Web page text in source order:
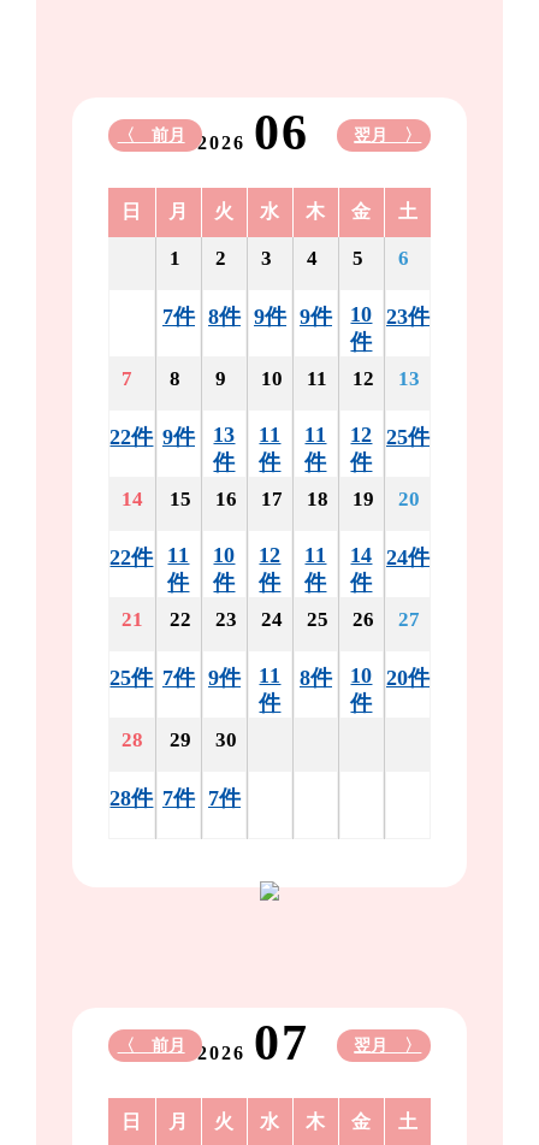
2026 06
〈 前月 翌月 〉
日 月 火 水 木 金 土
1
7件
2
8件
3
9件
4
9件
5
10
件
6
23件
7
22件
8
9件
9
13
件
10
11
件
11
11
件
12
12
件
13
25件
14
22件
15
11
件
16
10
件
17
12
件
18
11
件
19
14
件
20
24件
21
25件
22
7件
23
9件
24
11
件
25
8件
26
10
件
27
20件
28
28件
29
7件
30
7件
2026 07
〈 前月 翌月 〉
日 月 火 水 木 金 土